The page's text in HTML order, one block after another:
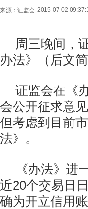
来源：证监会 2015-07-02
周三晚间，
办法》（后文简
证监会在《
会公开征求意
但考虑到目前
法》。
《办法》进
近20个交易日
确为开立信用